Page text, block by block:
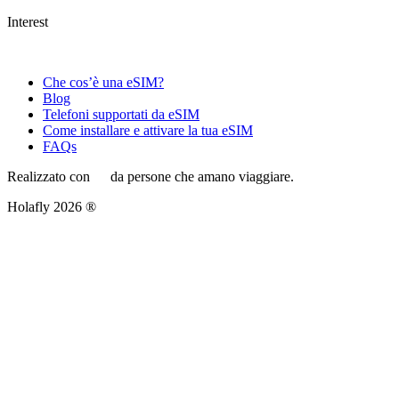
Interest
Che cos’è una eSIM?
Blog
Telefoni supportati da eSIM
Come installare e attivare la tua eSIM
FAQs
Realizzato con
da persone che amano viaggiare.
Holafly 2026 ®